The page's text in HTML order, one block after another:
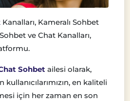
Kanalları, Kameralı Sohbet
ve Chat Kanalları,
Sohbet ailesi olarak,
en kaliteli
için her zaman en son